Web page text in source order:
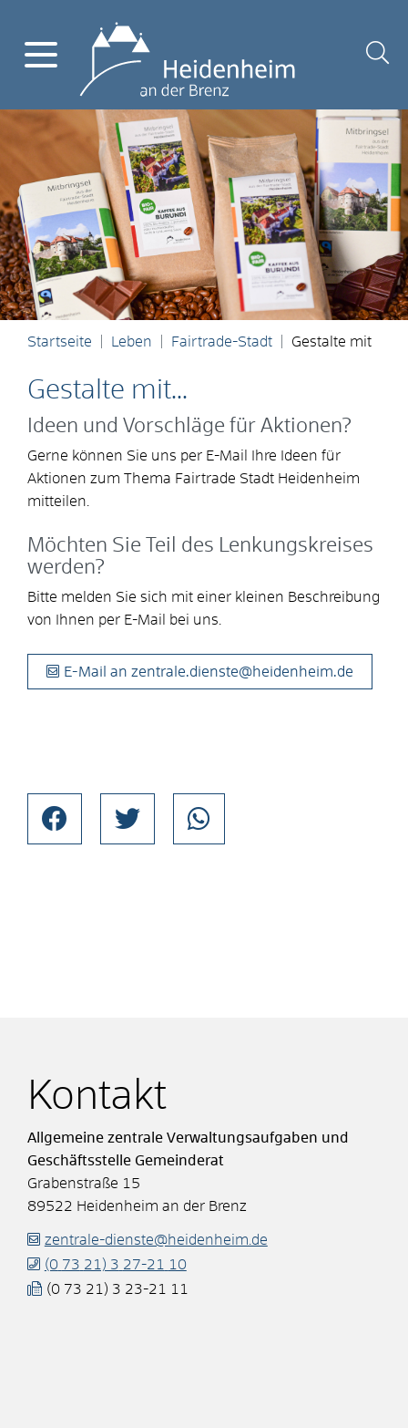
Startseite Leben Fairtrade-Stadt Gestalte mit
Gestalte mit...
Ideen und Vorschläge für Aktionen?
Gerne können Sie uns per E-Mail Ihre Ideen für
Aktionen zum Thema Fairtrade Stadt Heidenheim
mitteilen.
Möchten Sie Teil des Lenkungskreises
werden?
Bitte melden Sie sich mit einer kleinen Beschreibung
von Ihnen per E-Mail bei uns.
E-Mail an zentrale.dienste@heidenheim.de
Kontakt
Allgemeine zentrale Verwaltungsaufgaben und
Geschäftsstelle Gemeinderat
Grabenstraße 15
89522 Heidenheim an der Brenz
zentrale-dienste@heidenheim.de
(0 73 21) 3 27-21
10
(0 73 21) 3 23-21 11